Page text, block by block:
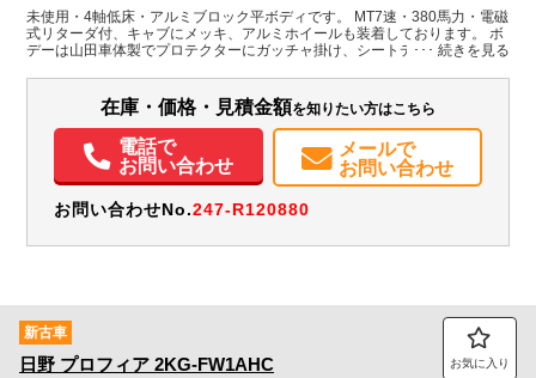
埼玉県
W:2,350
H:680
無
パワステ パワーウィンドウ ABS エアバッグ
電動格納ミラー
ETC
バックモニター
未使用・4軸低床・アルミブロック平ボディです。 MT7速・380馬力・電磁
式リターダ付、キャブにメッキ、アルミホイールも装着しております。 ボ
デーは山田車体製でプロテクターにガッチャ掛け、シートデッキや丁番な
W=2.35m、H=0.68mです。
在庫・価格・見積金額を知りたい方はこちら
電話で
お問い合わせ
メールで
お問い合わせ
お問い合わせNo.247-R120880
新古車
日野 プロフィア 2KG-FW1AHC お気に入り